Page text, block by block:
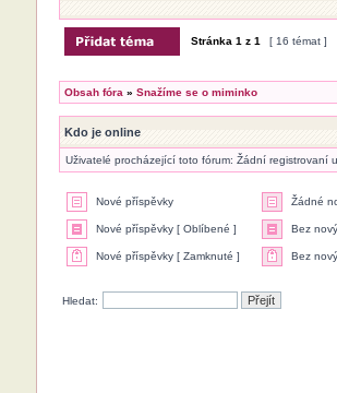
Stránka 1 z 1 [ 16 témat ]
Obsah fóra » Snažíme se o miminko
Kdo je online
Uživatelé procházející toto fórum: Žádní registrovaní
Nové příspěvky Žádné
Nové příspěvky [ Oblíbené ] Bez
Nové příspěvky [ Zamknuté ] Bez
Hledat: